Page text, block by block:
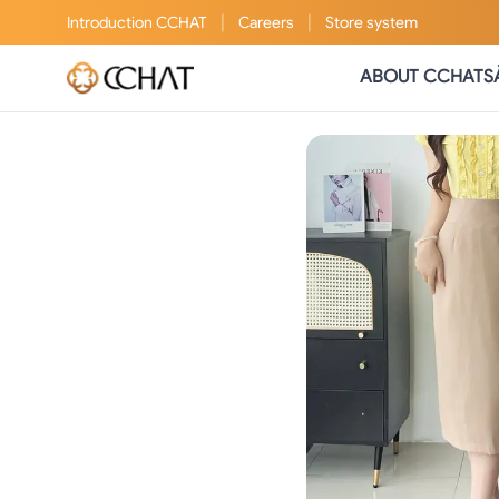
Introduction CCHAT Careers Store system
ABOUT CCHAT